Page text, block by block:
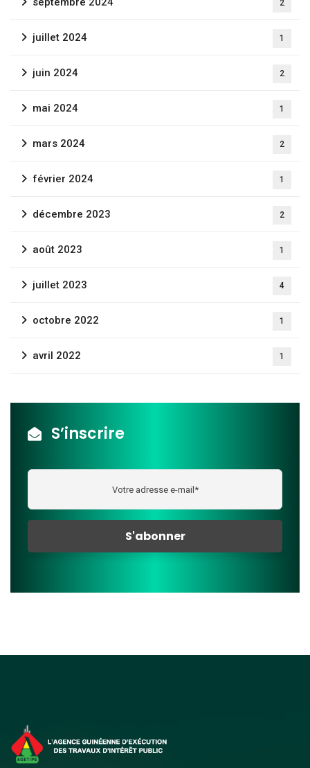
2
juillet 2024 1
juin 2024 2
mai 2024 1
mars 2024 2
février 2024 1
décembre 2023 2
août 2023 1
juillet 2023 4
octobre 2022 1
avril 2022 1
S’inscrire